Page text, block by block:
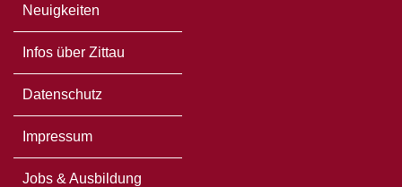
Neuigkeiten
Infos über Zittau
Datenschutz
Impressum
Jobs & Ausbildung